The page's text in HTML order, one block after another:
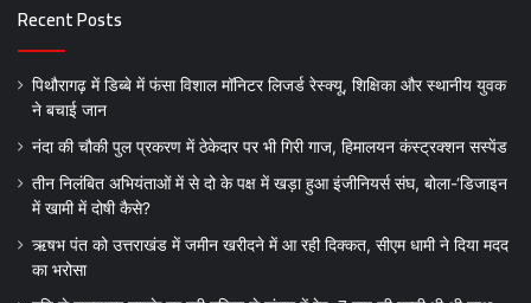
Recent Posts
पिथौरागढ़ में डिब्बे में फंसा विशाल मॉनिटर लिजर्ड रेस्क्यू, शिक्षिका और स्थानीय युवक
ने बचाई जान
नंदा की चौकी पुल प्रकरण में ठेकेदार पर भी गिरी गाज, हिमालयन कंस्ट्रक्शन सस्पेंड
तीन निलंबित अभियंताओं में से दो के पक्ष में खड़ा हुआ इंजीनियर्स संघ, बोला-‘डिजाइन
में खामी में दोषी कैसे?
ऋषभ पंत को उत्तराखंड में जमीन खरीदने में आ रही दिक्कत, सीएम धामी ने दिया मदद
का भरोसा